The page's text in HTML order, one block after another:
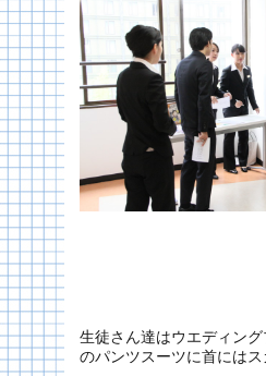
生徒さん達はウエディン
のパンツスーツに首にはス